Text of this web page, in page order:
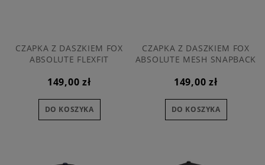
CZAPKA Z DASZKIEM FOX
ABSOLUTE FLEXFIT
149,00 zł
DO KOSZYKA
CZAPKA Z DASZKIEM FOX
ABSOLUTE MESH SNAPBACK
149,00 zł
DO KOSZYKA